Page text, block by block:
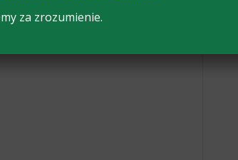
za zrozumienie.